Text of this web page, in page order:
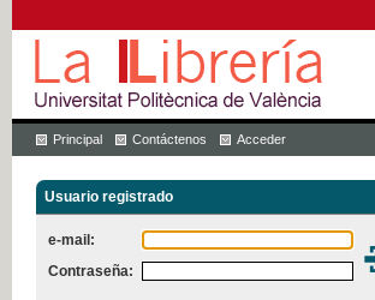
Principal Contáctenos Acceder
Usuario registrado
e-mail:
Contraseña: